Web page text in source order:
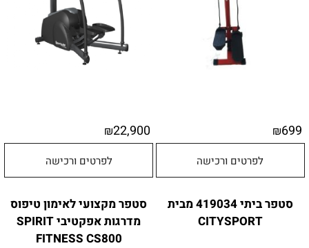
₪699
לפרטים ורכישה
₪22,900
לפרטים ורכישה
סטפר ביתי 419034 מבית
CITYSPORT
סטפר מקצועי לאימון טיפוס
מדרגות אפקטיבי SPIRIT
FITNESS CS800